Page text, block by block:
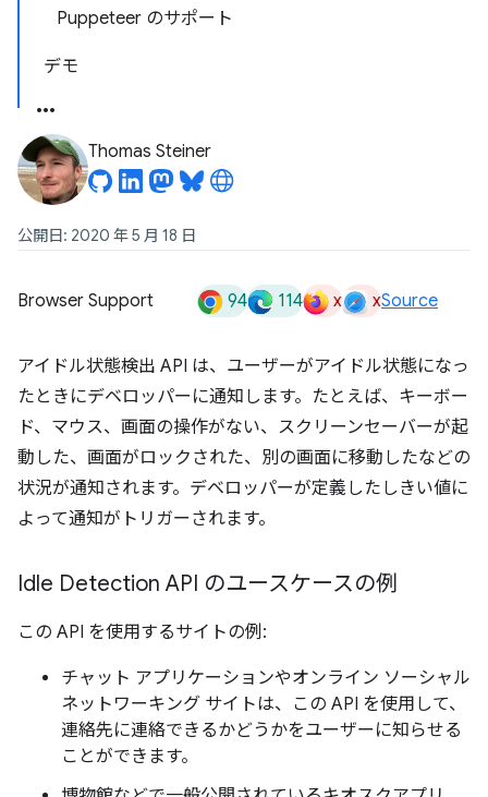
Puppeteer のサポート
デモ
Thomas Steiner
公開日: 2020 年 5 月 18 日
Browser Support 94 114 x xSource
アイドル状態検出 API は、ユーザーがアイドル状態になっ
たときにデベロッパーに通知します。たとえば、キーボー
ド、マウス、画面の操作がない、スクリーンセーバーが起
動した、画面がロックされた、別の画面に移動したなどの
状況が通知されます。デベロッパーが定義したしきい値に
よって通知がトリガーされます。
Idle Detection API のユースケースの例
この API を使用するサイトの例:
チャット アプリケーションやオンライン ソーシャル
ネットワーキング サイトは、この API を使用して、
連絡先に連絡できるかどうかをユーザーに知らせる
ことができます。